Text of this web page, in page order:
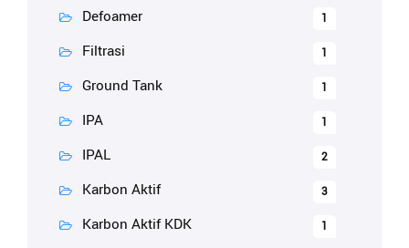
Defoamer 1
Filtrasi 1
Ground Tank 1
IPA 1
IPAL 2
Karbon Aktif 3
Karbon Aktif KDK 1